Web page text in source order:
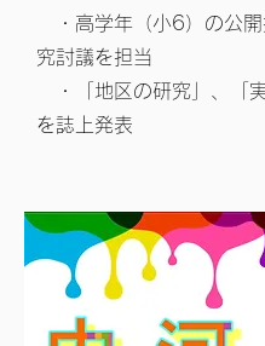
・高学年（小6）の公開
究討議を担当
・「地区の研究」、「実
を誌上発表